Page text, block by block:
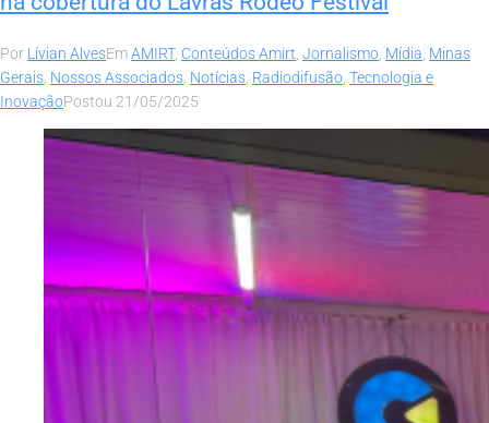
Por Lívian AlvesEmAMIRT, Conteúdos Amirt, Jornalismo, Mídia, Minas
Gerais, Nossos Associados, Notícias, Radiodifusão, Tecnologia e
InovaçãoPostou 21/05/2025